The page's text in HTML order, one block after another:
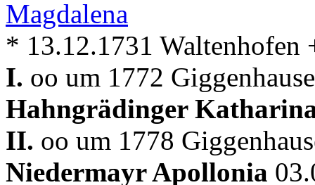
Magdalena
* 13.12.1731 Waltenhofen
I. oo um 1772
Hahngrädinger
II. oo um 1778
Niedermayr Apollonia